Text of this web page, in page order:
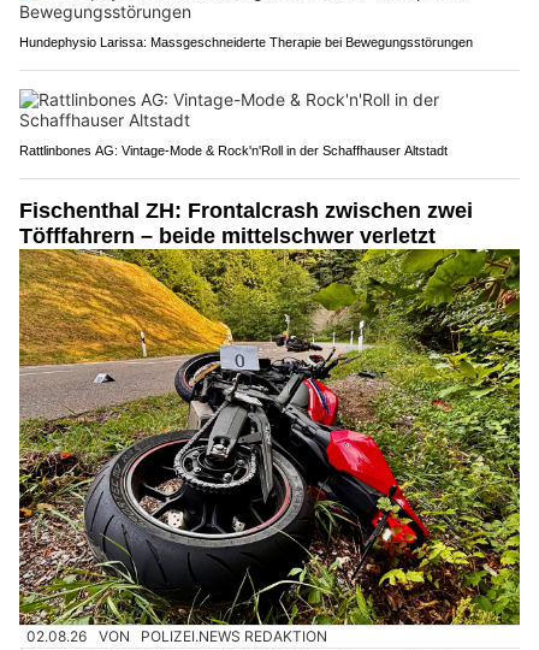
Hundephysio Larissa: Massgeschneiderte Therapie bei Bewegungsstörungen
Rattlinbones AG: Vintage-Mode & Rock'n'Roll in der Schaffhauser Altstadt
Fischenthal ZH: Frontalcrash zwischen zwei
Töfffahrern – beide mittelschwer verletzt
02.08.26 VON POLIZEI.NEWS REDAKTION